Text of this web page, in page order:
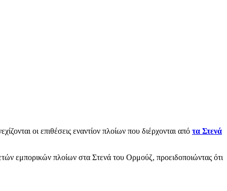
οι επιθέσεις εναντίον πλοίων που διέρχονται από τα Στενά
εμπορικών πλοίων στα Στενά του Ορμούζ, προειδοποιώντας ότι